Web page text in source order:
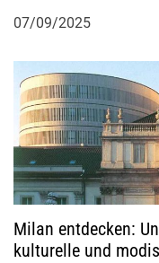
07/09/2025
Milan entdecken:
kulturelle und